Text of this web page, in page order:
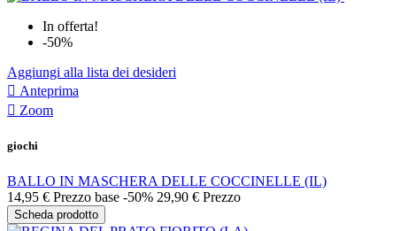
In offerta!
-50%
Aggiungi alla lista dei desideri
 Anteprima
 Zoom
giochi
BALLO IN MASCHERA DELLE COCCINELLE (IL)
14,95 € Prezzo base -50% 29,90 € Prezzo
Scheda prodotto